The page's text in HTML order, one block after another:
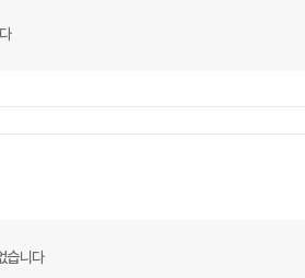
습니다